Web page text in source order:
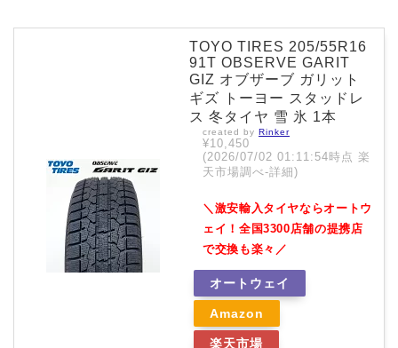
TOYO TIRES 205/55R16
91T OBSERVE GARIT
GIZ オブザーブ ガリット
ギズ トーヨー スタッドレ
ス 冬タイヤ 雪 氷 1本
created by Rinker
¥10,450
(2026/07/02 01:11:54時点 楽
天市場調べ-詳細)
＼激安輸入タイヤならオートウ
ェイ！全国3300店舗の提携店
で交換も楽々／
オートウェイ
Amazon
楽天市場